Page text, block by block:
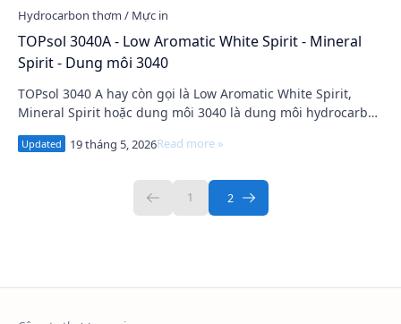
TOPsol 3040A - Low Aromatic White Spirit - Mineral
Spirit - Dung môi 3040
TOPsol 3040 A hay còn gọi là Low Aromatic White Spirit,
Mineral Spirit hoặc dung môi 3040 là dung môi hydrocarbon
được sử dụng rộng rãi trong ngành…